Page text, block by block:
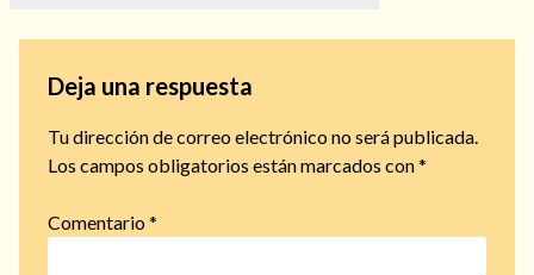
Deja una respuesta
Tu dirección de correo electrónico no será publicada.
Los campos obligatorios están marcados con*
Comentario*